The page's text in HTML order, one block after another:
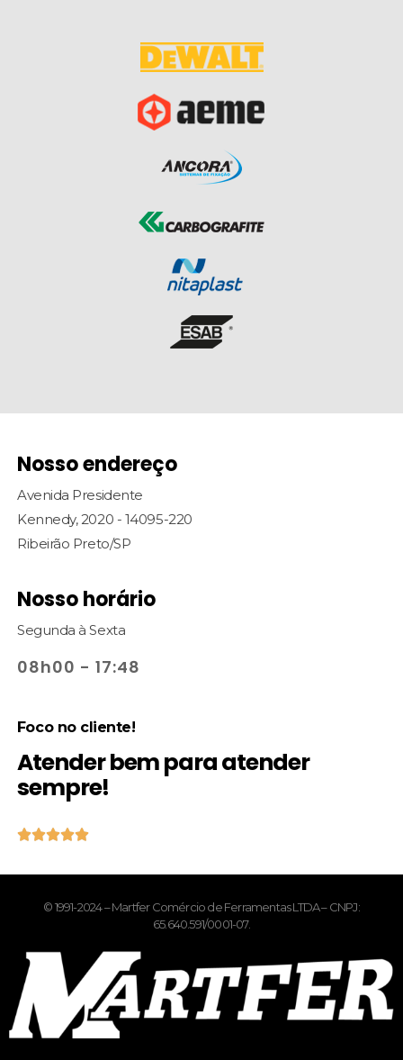
Nosso endereço
Avenida Presidente
Kennedy, 2020 - 14095-220
Ribeirão Preto/SP
Nosso horário
Segunda à Sexta
08h00 - 17:48
Foco no cliente!
Atender bem para atender
sempre!

© 1991-2024 – Martfer Comércio de Ferramentas LTDA – CNPJ:
65.640.591/0001-07.